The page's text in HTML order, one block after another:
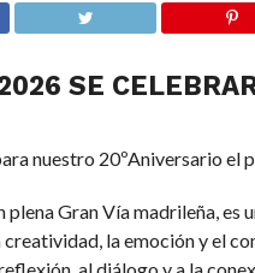
SE
nuestro 20ºAniversario el
plena Gran Vía madrileña,
la emoción y el
al diálogo y a la